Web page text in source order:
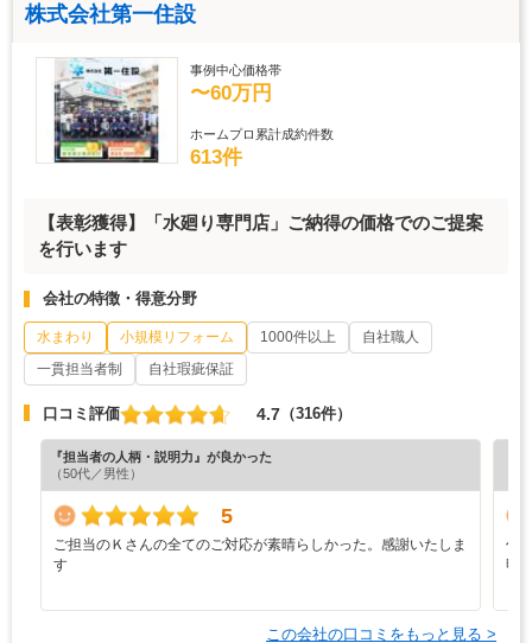
株式会社第一住設
事例中心価格帯
〜60万円
ホームプロ累計成約件数
613件
【表彰獲得】「水廻り専門店」ご納得の価格でのご提案
を行います
会社の特徴・得意分野
水まわり 小規模リフォーム 1000件以上
自社職人
一貫担当者制
自社瑕疵保証
口コミ評価 4.7 （316件）
『担当者の人柄・説明力』が良かった
（50代／男性）
5
ご担当のＫさんの全てのご対応が素晴らしかった。感謝いたしま
す
作
明
この会社の口コミをもっと見る >